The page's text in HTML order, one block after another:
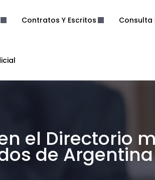
Contratos Y Escritos Consulta
el Directorio
de Argentina